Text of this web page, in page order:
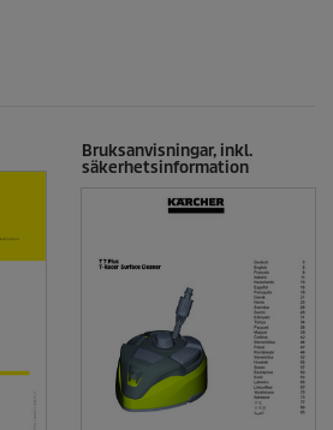
Bruksanvisningar, inkl.
säkerhetsinformation